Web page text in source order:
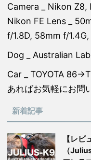
Camera _ Nikon
Nikon FE Lens _
f/1.8D, 58mm f/
Dog _ Australian
Car _ TOYOTA
あればお気軽にお問
新着記事
【レ
（